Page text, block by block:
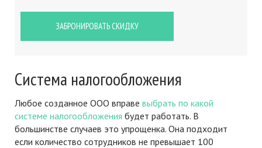
ЗАБРОНИРОВАТЬ СКИДКУ
Система налогообложения
Любое созданное ООО вправе выбрать по какой
системе налогообложения будет работать. В
большинстве случаев это упрощенка. Она подходит
если количество сотрудников не превышает 100